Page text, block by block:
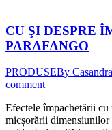
CU ŞI DESPRE
PARAFANGO
PRODUSEBy
comment
Efectele împachetării cu
micșorării